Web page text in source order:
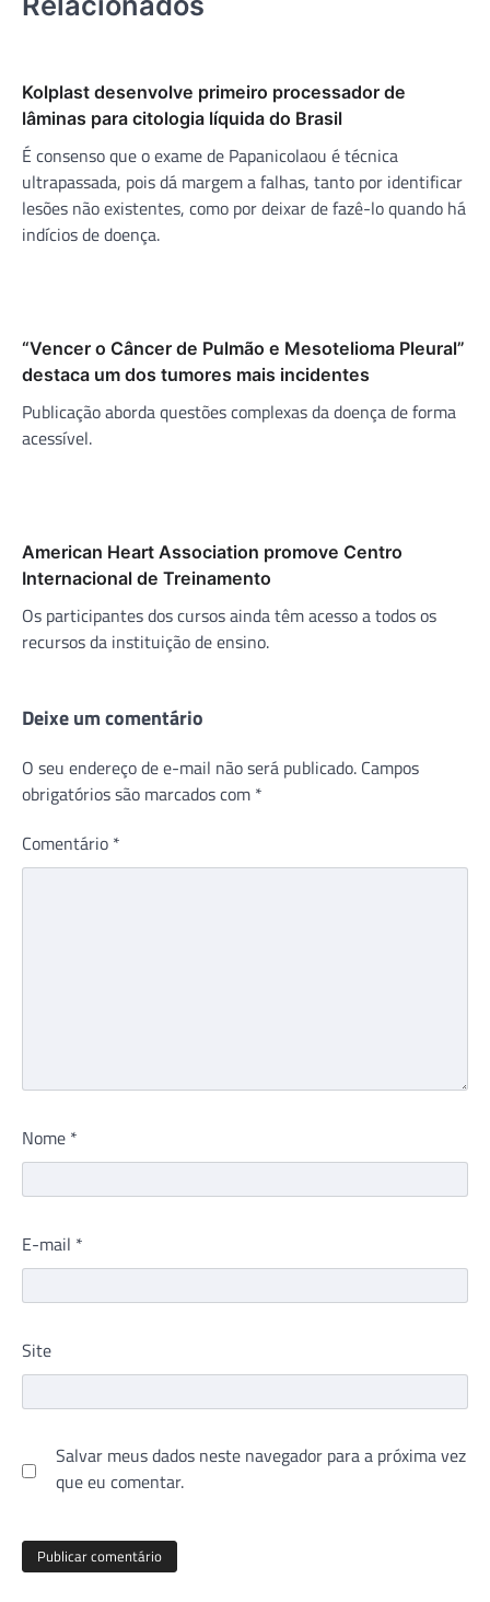
Kolplast desenvolve primeiro processador de
lâminas para citologia líquida do Brasil
É consenso que o exame de Papanicolaou é técnica
ultrapassada, pois dá margem a falhas, tanto por identificar
lesões não existentes, como por deixar de fazê-lo quando há
indícios de doença.
“Vencer o Câncer de Pulmão e Mesotelioma Pleural”
destaca um dos tumores mais incidentes
Publicação aborda questões complexas da doença de forma
acessível.
American Heart Association promove Centro
Internacional de Treinamento
Os participantes dos cursos ainda têm acesso a todos os
recursos da instituição de ensino.
Deixe um comentário
O seu endereço de e-mail não será publicado. Campos
obrigatórios são marcados com *
Comentário *
Nome *
E-mail *
Site
Salvar meus dados neste navegador para a próxima vez
que eu comentar.